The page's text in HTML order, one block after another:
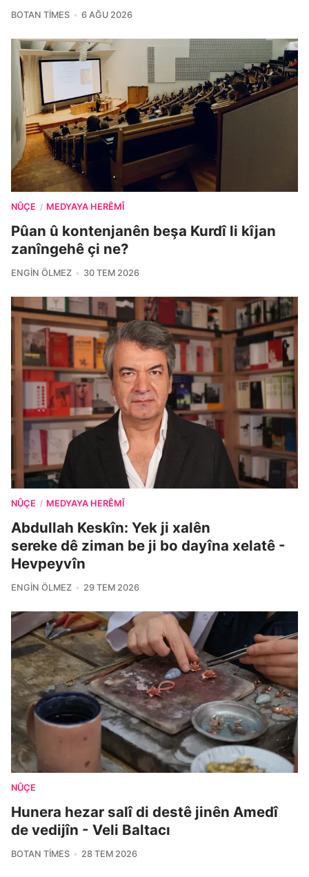
BOTAN TIMES 6 AĞU 2026
NÛÇE / MEDYAYA HERÊMÎ
Pûan û kontenjanên beşa Kurdî li kîjan
zanîngehê çi ne?
ENGIN ÖLMEZ 30 TEM 2026
NÛÇE / MEDYAYA HERÊMÎ
Abdullah Keskîn: Yek ji xalên
sereke dê ziman be ji bo dayîna xelatê -
Hevpeyvîn
ENGIN ÖLMEZ 29 TEM 2026
NÛÇE
Hunera hezar salî di destê jinên Amedî
de vedijîn - Veli Baltacı
BOTAN TIMES 28 TEM 2026